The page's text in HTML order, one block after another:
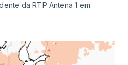
MEDIA ELEMENT
ESTÁ NESTE
da RTP Antena 1 em